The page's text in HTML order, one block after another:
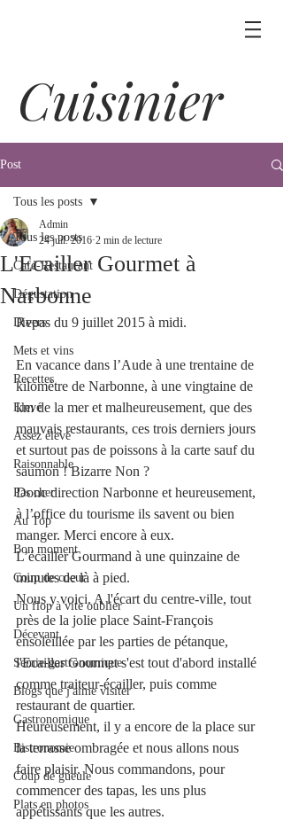
Cuisinier
Post
Tous les posts
Café-Restaurant
Dégustation
Divers
Mets et vins
Recettes
Elevé
Assez élevé
Raisonnable
Pas cher
Au Top
Bon moment
Coup de coeur
Un flop à vite oublier
Décevant
Semie-gastronomique
Blogs que j'aime visiter
Gastronomique
Bistronomie
Coup de gueule
Plats en photos
Tous les posts
L'Ecailler Gourmet à
Narbonne
Admin
24 juil. 2016 2 min de lecture
Repas du 9 juillet 2015 à midi.
En vacance dans l’Aude à une trentaine de
kilomètre de Narbonne, à une vingtaine de
km de la mer et malheureusement, que des
mauvais restaurants, ces trois derniers jours
et surtout pas de poissons à la carte sauf du
saumon ! Bizarre Non ?
Donc direction Narbonne et heureusement,
à l’office du tourisme ils savent ou bien
manger. Merci encore à eux.
L’écailler Gourmand à une quinzaine de
minutes de là à pied.
Nous y voici. A l'écart du centre-ville, tout
près de la jolie place Saint-François
ensoleillée par les parties de pétanque,
l'Ecailler Gourmet s'est tout d'abord installé
comme traiteur-écailler, puis comme
restaurant de quartier.
Heureusement, il y a encore de la place sur
la terrasse ombragée et nous allons nous
faire plaisir. Nous commandons, pour
commencer des tapas, les uns plus
appétissants que les autres.